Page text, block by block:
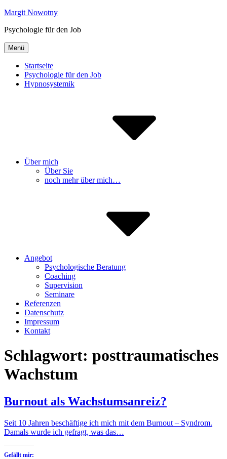
Inhalte
Margit Nowotny
Psychologie für den Job
Menü
Startseite
Psychologie für den Job
Hypnosystemik
Über mich
Über Sie
noch mehr über mich…
Angebot
Psychologische Beratung
Coaching
Supervision
Seminare
Referenzen
Datenschutz
Impressum
Kontakt
Schlagwort: posttraumatisches
Wachstum
Burnout als Wachstumsanreiz?
Seit 10 Jahren beschäftige ich mich mit dem Burnout – Syndrom.
Damals wurde ich gefragt, was das…
Gefällt mir: